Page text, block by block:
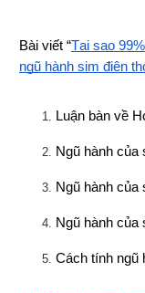
Bài viết “Tại sao
ngũ hành sim điện
Luận bàn về
Ngũ hành của
Ngũ hành của
Ngũ hành của
Cách tính ngũ